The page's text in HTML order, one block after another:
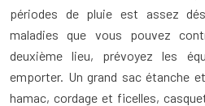
périodes de pluie est assez
maladies que vous pouvez
deuxième lieu, prévoyez les
emporter. Un grand sac étanche
hamac, cordage et ficelles,